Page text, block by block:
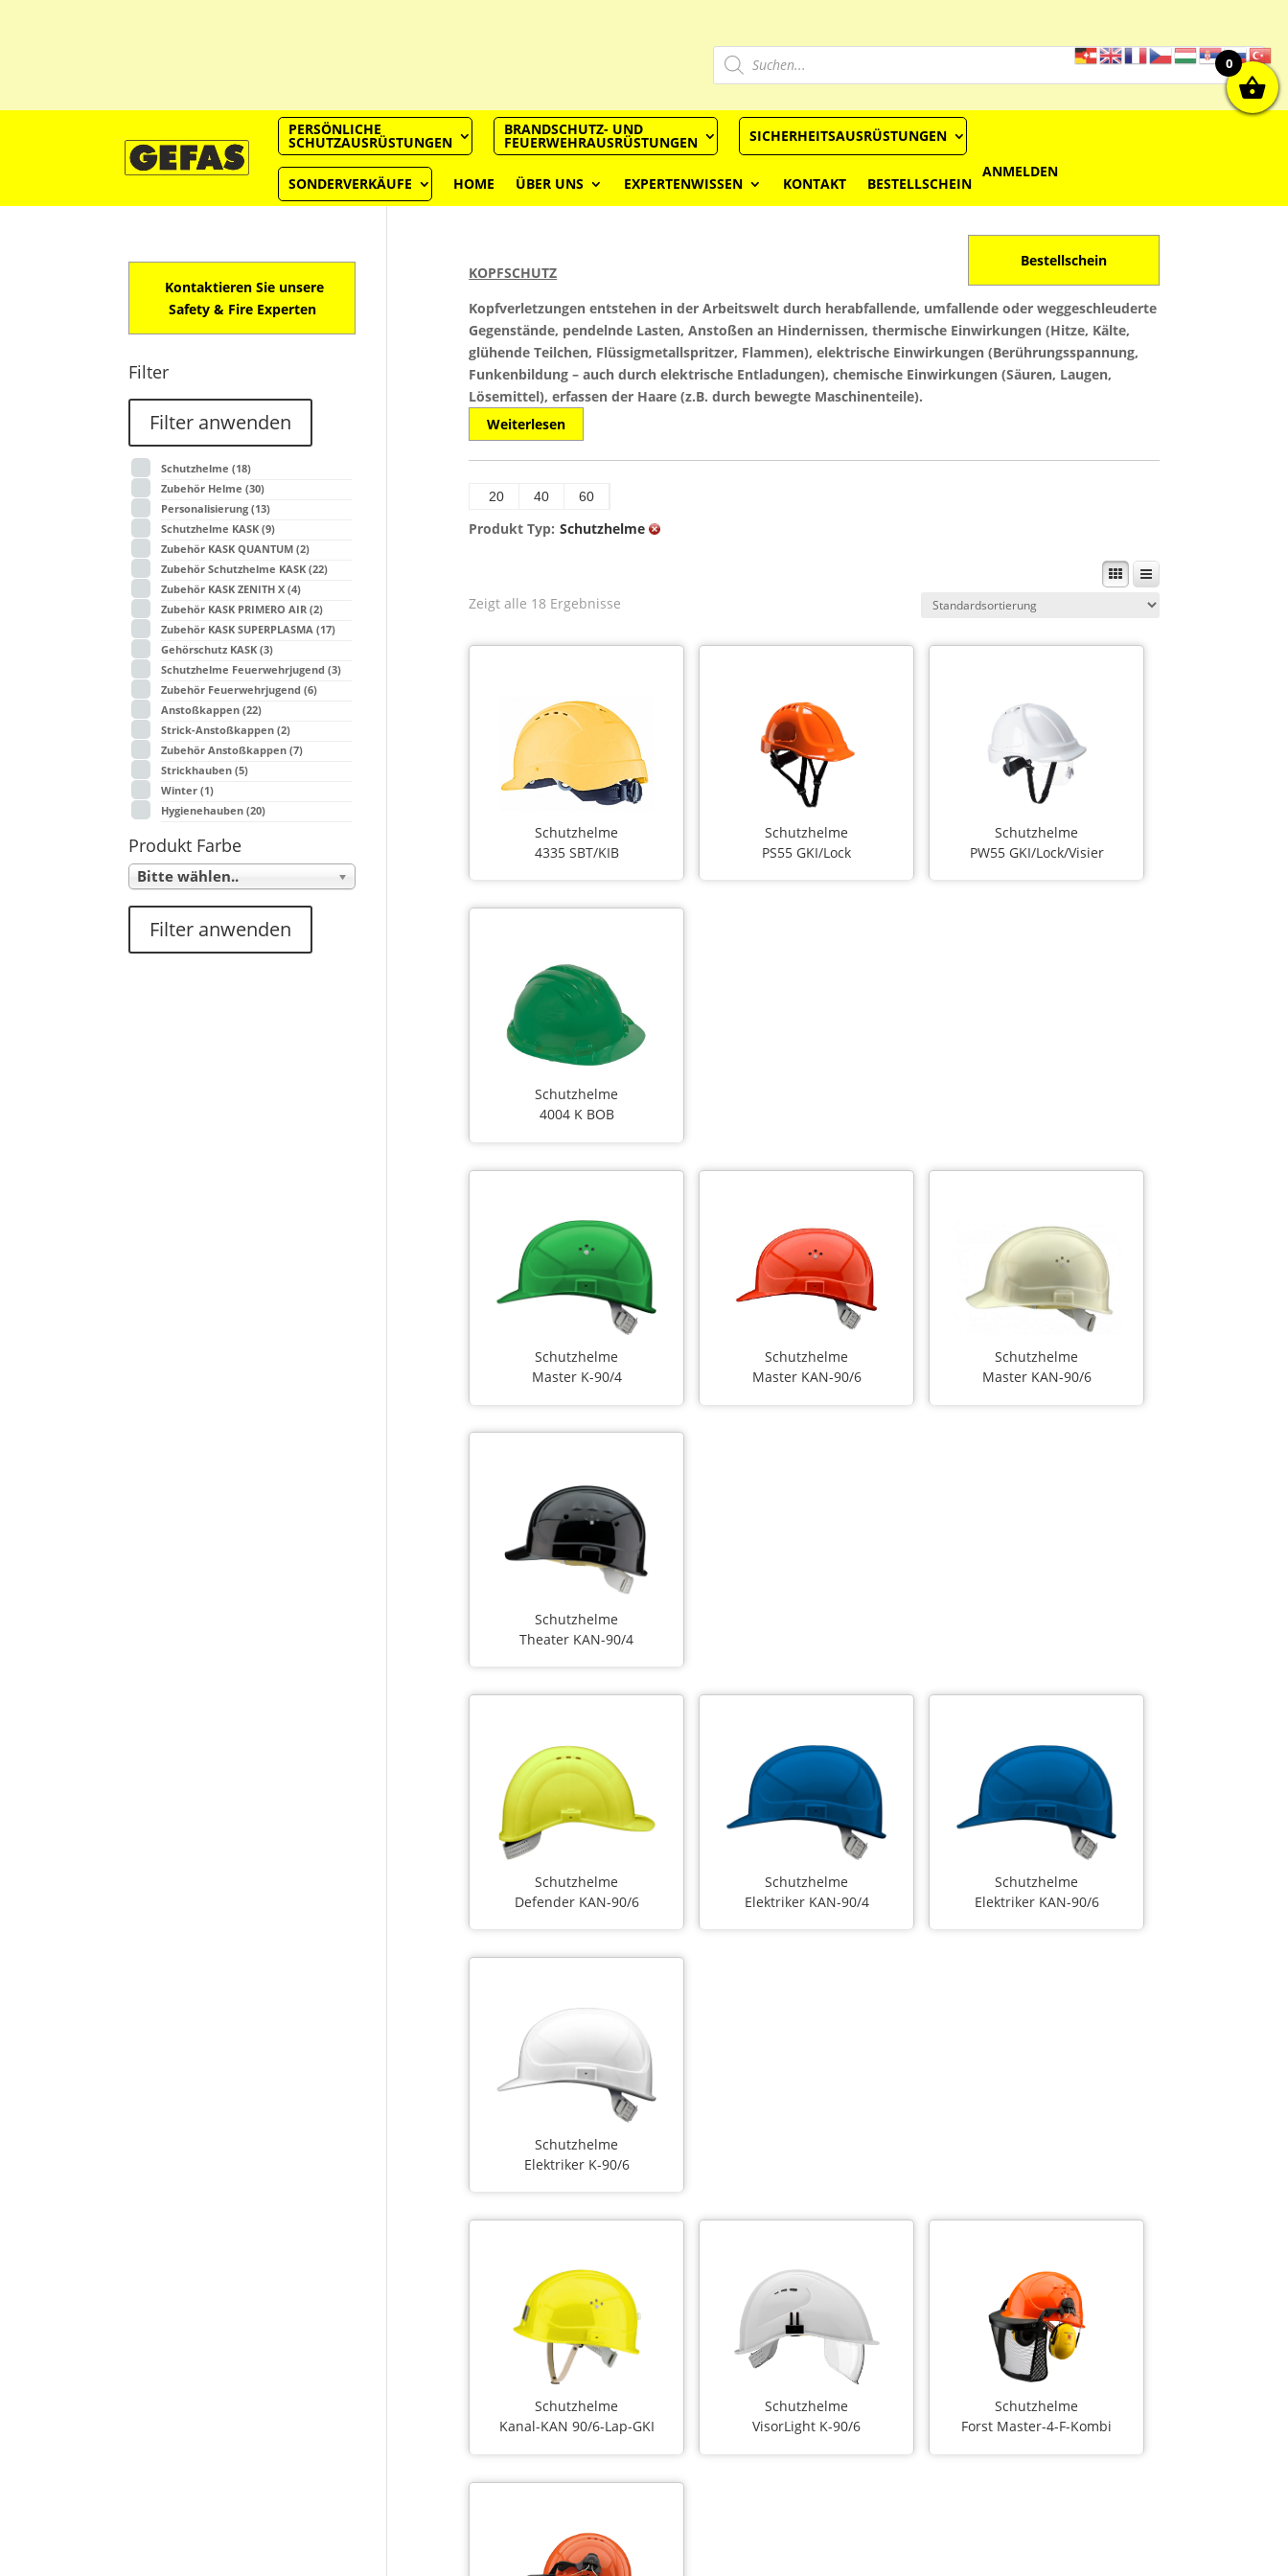
Produkts
Suchen
PERSÖNLICHE
SCHUTZAUSRÜSTUNGEN
BRANDSCHUTZ- UND
FEUERWEHRAUSRÜSTUNGEN SICHERHEITSAUSRÜSTUNGEN
SONDERVERKÄUFE HOME ÜBER UNS EXPERTENWISSEN KONTAKT BESTELLSCHEIN
ANMELDEN
KOPFSCHUTZ
Kopfverletzungen entstehen in der Arbeitswelt durch herabfallende, umfallende oder weggeschleuderte
Gegenstände, pendelnde Lasten, Anstoßen an Hindernissen, thermische Einwirkungen (Hitze, Kälte,
glühende Teilchen, Flüssigmetallspritzer, Flammen), elektrische Einwirkungen (Berührungsspannung,
Funkenbildung – auch durch elektrische Entladungen), chemische Einwirkungen (Säuren, Laugen,
Lösemittel), erfassen der Haare (z.B. durch bewegte Maschinenteile).
Weiterlesen
Bestellschein
20 40 60
Produkt Typ: Schutzhelme
Zeigt alle 18 Ergebnisse
Schutzhelme
4335 SBT/KIB
Schutzhelme
PS55 GKI/Lock
Schutzhelme
PW55 GKI/Lock/Visier
Schutzhelme
4004 K BOB
Schutzhelme
Master K-90/4
Schutzhelme
Master KAN-90/6
Schutzhelme
Master KAN-90/6
Schutzhelme
Theater KAN-90/4
Schutzhelme
Defender KAN-90/6
Schutzhelme
Elektriker KAN-90/4
Schutzhelme
Elektriker KAN-90/6
Schutzhelme
Elektriker K-90/6
Schutzhelme
Kanal-KAN 90/6-Lap-GKI
Schutzhelme
VisorLight K-90/6
Schutzhelme
Forst Master-4-F-Kombi
Kontaktieren Sie unsere
Safety & Fire Experten
Filter
Filter anwenden
Schutzhelme (18)
Zubehör Helme (30)
Personalisierung (13)
Schutzhelme KASK (9)
Zubehör KASK QUANTUM (2)
Zubehör Schutzhelme KASK (22)
Zubehör KASK ZENITH X (4)
Zubehör KASK PRIMERO AIR (2)
Zubehör KASK SUPERPLASMA (17)
Gehörschutz KASK (3)
Schutzhelme Feuerwehrjugend (3)
Zubehör Feuerwehrjugend (6)
Anstoßkappen (22)
Strick-Anstoßkappen (2)
Zubehör Anstoßkappen (7)
Strickhauben (5)
Winter (1)
Hygienehauben (20)
Produkt Farbe
Bitte wählen..
Filter anwenden
0